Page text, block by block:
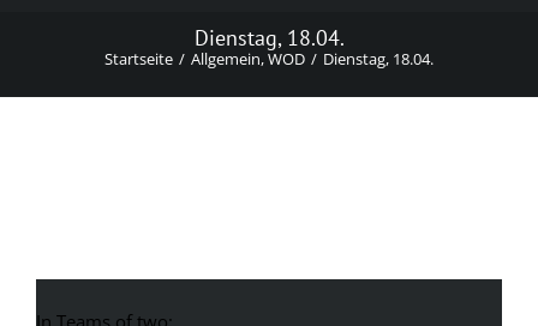
Dienstag, 18.04.
Startseite Allgemein WOD Dienstag, 18.04.
In Teams of two: